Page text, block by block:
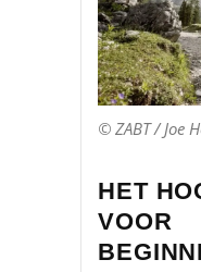
© ZABT / Joe
HET
VOOR